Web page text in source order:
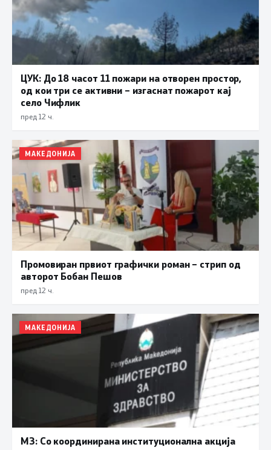
ЦУК: До 18 часот 11 пожари на отворен простор,
од кои три се активни – изгаснат пожарот кај
село Чифлик
пред 12 ч.
МАКЕДОНИЈА
Промовиран првиот графички роман – стрип од
авторот Бобан Пешов
пред 12 ч.
МАКЕДОНИЈА
МЗ: Со координирана институционална акција